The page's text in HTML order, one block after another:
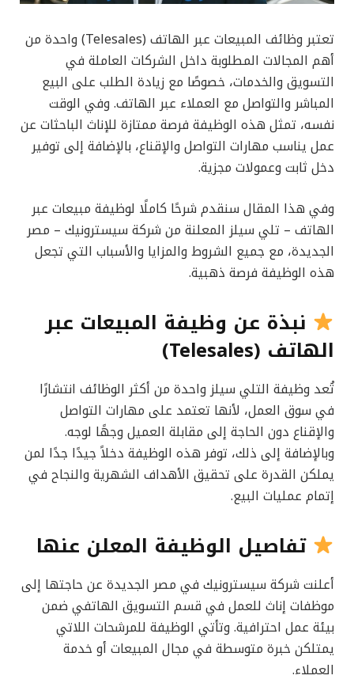
تعتبر وظائف المبيعات عبر الهاتف (Telesales) واحدة من
أهم المجالات المطلوبة داخل الشركات العاملة في
التسويق والخدمات، خصوصًا مع زيادة الطلب على البيع
المباشر والتواصل مع العملاء عبر الهاتف. وفي الوقت
نفسه، تمثل هذه الوظيفة فرصة ممتازة للإناث الباحثات عن
عمل يناسب مهارات التواصل والإقناع، بالإضافة إلى توفير
دخل ثابت وعمولات مجزية.
وفي هذا المقال سنقدم شرحًا كاملًا لوظيفة مبيعات عبر
الهاتف – تلي سيلز المعلنة من شركة سيسترونيك – مصر
الجديدة، مع جميع الشروط والمزايا والأسباب التي تجعل
هذه الوظيفة فرصة ذهبية.
نبذة عن وظيفة المبيعات عبر
الهاتف (Telesales)
تُعد وظيفة التلي سيلز واحدة من أكثر الوظائف انتشارًا
في سوق العمل، لأنها تعتمد على مهارات التواصل
والإقناع دون الحاجة إلى مقابلة العميل وجهًا لوجه.
وبالإضافة إلى ذلك، توفر هذه الوظيفة دخلاً جيدًا جدًا لمن
يملكن القدرة على تحقيق الأهداف الشهرية والنجاح في
إتمام عمليات البيع.
تفاصيل الوظيفة المعلن عنها
أعلنت شركة سيسترونيك في مصر الجديدة عن حاجتها إلى
موظفات إناث للعمل في قسم التسويق الهاتفي ضمن
بيئة عمل احترافية. وتأتي الوظيفة للمرشحات اللاتي
يمتلكن خبرة متوسطة في مجال المبيعات أو خدمة
العملاء.